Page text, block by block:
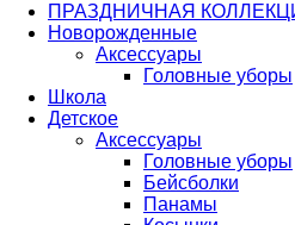
ПРАЗДНИЧНАЯ
Новорожденные
Аксессуары
Головные уборы
Школа
Детское
Аксессуары
Головные уборы
Бейсболки
Панамы